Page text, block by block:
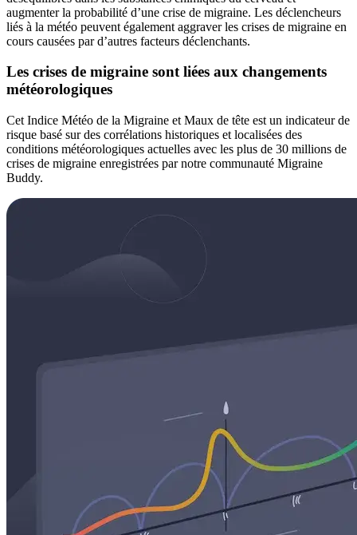
augmenter la probabilité d’une crise de migraine. Les déclencheurs
liés à la météo peuvent également aggraver les crises de migraine en
cours causées par d’autres facteurs déclenchants.
Les crises de migraine sont liées aux changements
météorologiques
Cet Indice Météo de la Migraine et Maux de tête est un indicateur de
risque basé sur des corrélations historiques et localisées des
conditions météorologiques actuelles avec les plus de 30 millions de
crises de migraine enregistrées par notre communauté Migraine
Buddy.